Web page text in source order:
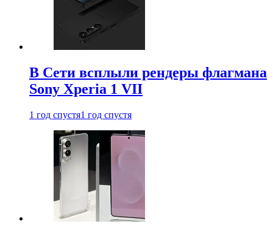
В Сети всплыли рендеры флагмана
Sony Xperia 1 VII
1 год спустя1 год спустя